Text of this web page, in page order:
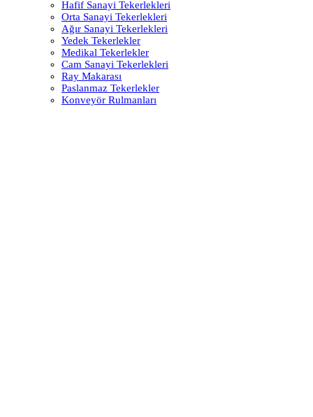
Hafif Sanayi Tekerlekleri
Orta Sanayi Tekerlekleri
Ağır Sanayi Tekerlekleri
Yedek Tekerlekler
Medikal Tekerlekler
Cam Sanayi Tekerlekleri
Ray Makarası
Paslanmaz Tekerlekler
Konveyör Rulmanları